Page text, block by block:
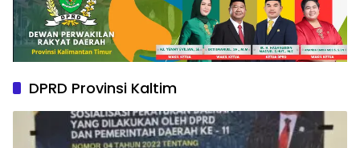
DPRD Provinsi Kaltim